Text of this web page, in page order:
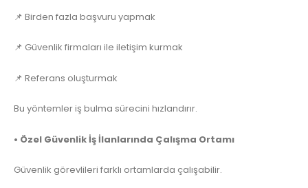
📌 Birden fazla başvuru yapmak
📌 Güvenlik firmaları ile iletişim kurmak
📌 Referans oluşturmak
Bu yöntemler iş bulma sürecini hızlandırır.
• Özel Güvenlik İş İlanlarında Çalışma Ortamı
Güvenlik görevlileri farklı ortamlarda çalışabilir.